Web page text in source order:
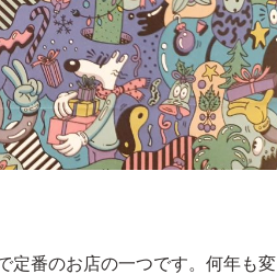
定番のお店の一つです。何年も変